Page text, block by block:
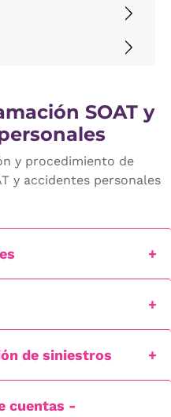
SOAT y
y procedimiento de
y accidentes personales
de siniestros
cuentas -